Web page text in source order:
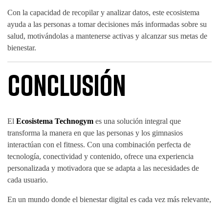
Con la capacidad de recopilar y analizar datos, este ecosistema
ayuda a las personas a tomar decisiones más informadas sobre su
salud, motivándolas a mantenerse activas y alcanzar sus metas de
bienestar.
Conclusión
El Ecosistema Technogym es una solución integral que
transforma la manera en que las personas y los gimnasios
interactúan con el fitness. Con una combinación perfecta de
tecnología, conectividad y contenido, ofrece una experiencia
personalizada y motivadora que se adapta a las necesidades de
cada usuario.
En un mundo donde el bienestar digital es cada vez más relevante,